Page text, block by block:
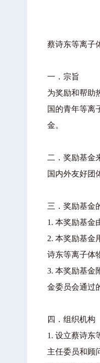
蔡诗东等离子
一．宗旨
为奖励和帮助
国的青年等离
金。
二．奖励基金
国内外友好团
三．奖励基金
1. 本奖励基金
2. 本奖励基金
诗东等离子体
3. 本奖励基金
金委员会通过
四．组织机构
1. 设立蔡诗东
主任委员和顾